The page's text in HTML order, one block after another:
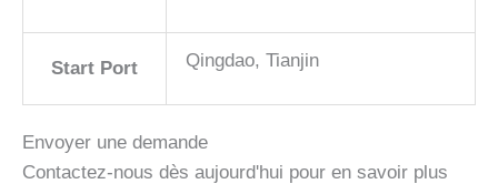
Start Port Qingdao, Tianjin
Envoyer une demande
Contactez-nous dès aujourd'hui pour en savoir plus